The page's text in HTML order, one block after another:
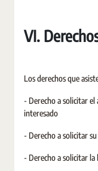
VI.
Los derechos que
- Derecho a solicitar el
interesado
- Derecho a solicitar
- Derecho a solicitar